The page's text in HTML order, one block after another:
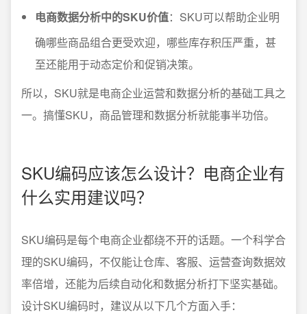
电商数据分析中的SKU价值：SKU可以帮助企业明
确哪些商品组合更受欢迎，哪些库存积压严重，甚
至还能用于动态定价和促销决策。
所以，SKU就是电商企业运营和数据分析的基础工具之
一。搞懂SKU，商品管理和数据分析就能事半功倍。
SKU编码应该怎么设计？电商企业有
什么实用建议吗？
SKU编码是每个电商企业都绕不开的话题。一个科学合
理的SKU编码，不仅能让仓库、客服、运营查询数据效
率倍增，还能为后续自动化和数据分析打下坚实基础。
设计SKU编码时，建议从以下几个方面入手：